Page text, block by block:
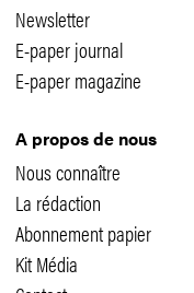
Newsletter
E-paper journal
E-paper magazine
A propos de nous
Nous connaître
La rédaction
Abonnement papier
Kit Média